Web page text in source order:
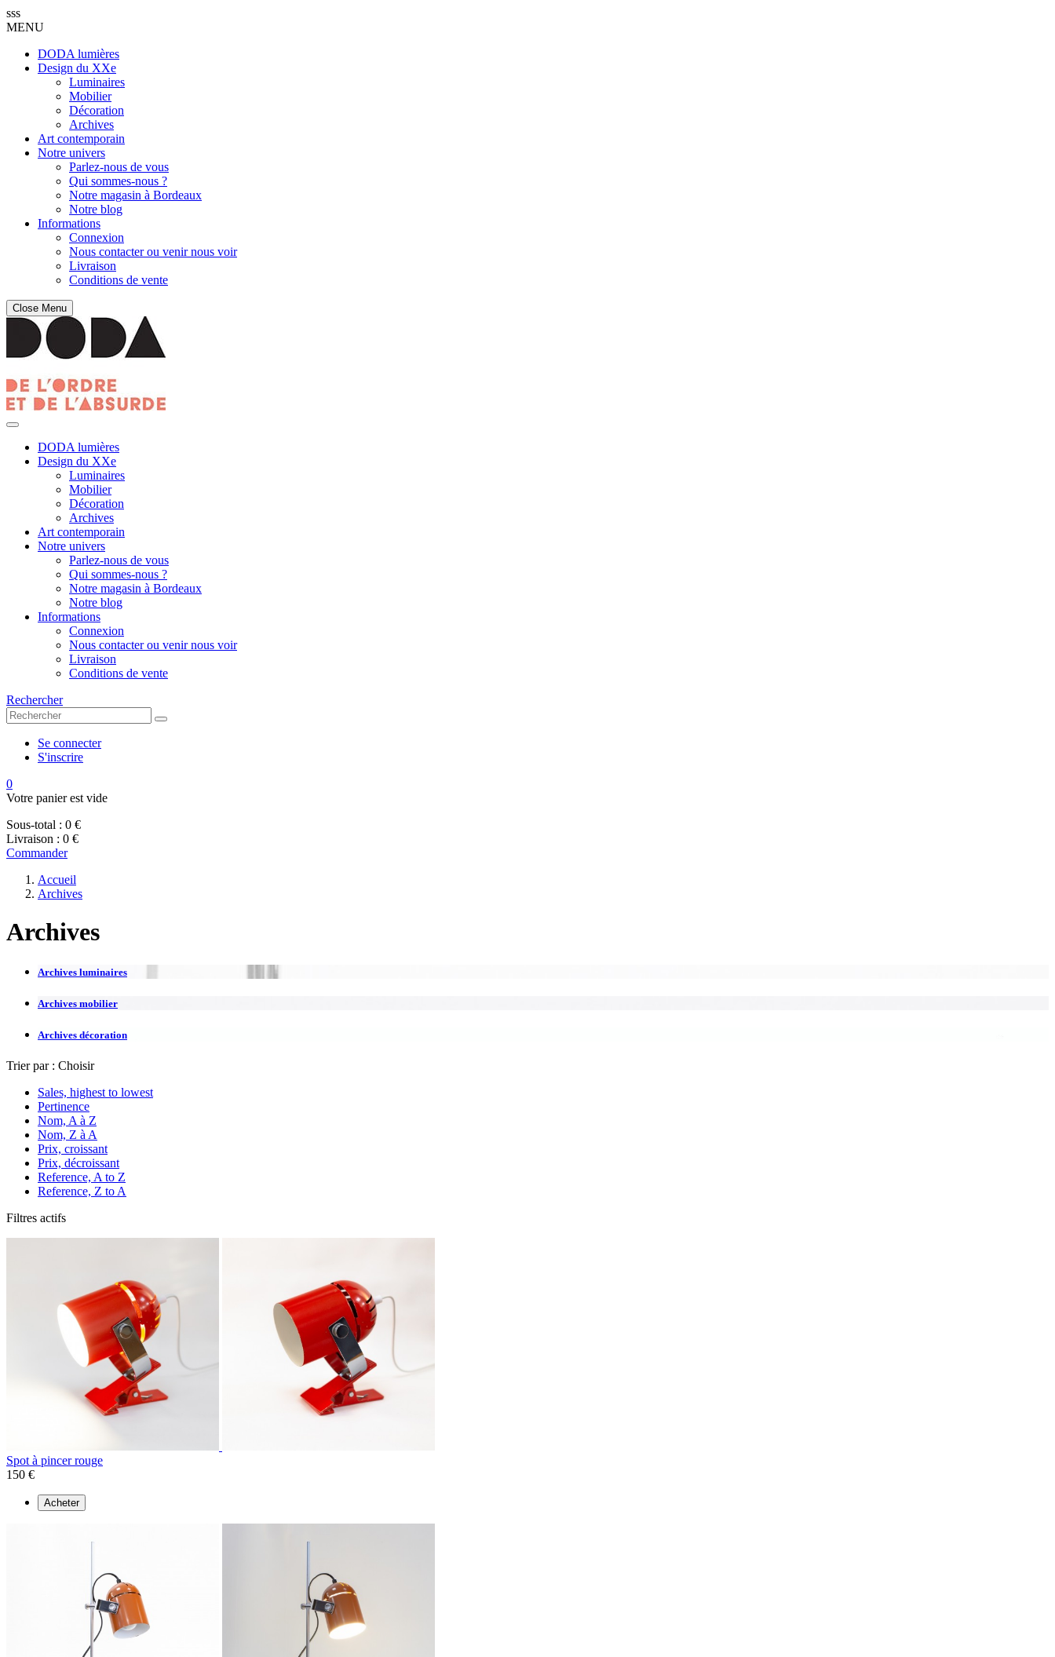
sss
MENU
DODA lumières
Design du XXe
Luminaires
Mobilier
Décoration
Archives
Art contemporain
Notre univers
Parlez-nous de vous
Qui sommes-nous ?
Notre magasin à Bordeaux
Notre blog
Informations
Connexion
Nous contacter ou venir nous voir
Livraison
Conditions de vente
Close Menu
DODA lumières
Design du XXe
Luminaires
Mobilier
Décoration
Archives
Art contemporain
Notre univers
Parlez-nous de vous
Qui sommes-nous ?
Notre magasin à Bordeaux
Notre blog
Informations
Connexion
Nous contacter ou venir nous voir
Livraison
Conditions de vente
Rechercher
Se connecter
S'inscrire
0
Votre panier est vide
Sous-total : 0 €
Livraison : 0 €
Commander
Accueil
Archives
Archives
Archives luminaires
Archives mobilier
Archives décoration
Trier par : Choisir
Sales, highest to lowest
Pertinence
Nom, A à Z
Nom, Z à A
Prix, croissant
Prix, décroissant
Reference, A to Z
Reference, Z to A
Filtres actifs
Spot à pincer rouge
150 €
Acheter